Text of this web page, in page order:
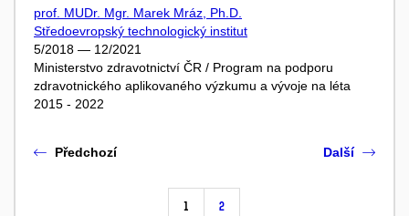
prof. MUDr. Mgr. Marek Mráz, Ph.D.
Středoevropský technologický institut
5/2018 — 12/2021
Ministerstvo zdravotnictví ČR / Program na podporu
zdravotnického aplikovaného výzkumu a vývoje na léta
2015 - 2022
Předchozí
1 2
Další